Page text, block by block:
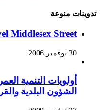
تدوينات منوعة
Middlesex Street
30 نوفمبر,2006
أولويات التنمية
الشؤون البلدية